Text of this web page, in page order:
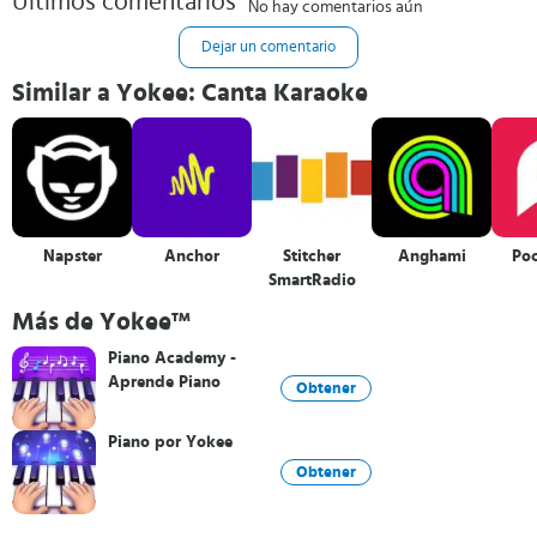
No hay comentarios aún
Dejar un comentario
Similar a Yokee: Canta Karaoke
Napster Anchor
Stitcher
SmartRadio
Anghami
Más de Yokee™
Piano Academy -
Aprende Piano
Obtener
Piano por Yokee
Obtener